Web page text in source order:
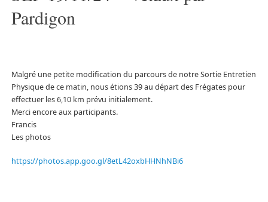
Pardigon
Malgré une petite modification du parcours de notre Sortie Entretien
Physique de ce matin, nous étions 39 au départ des Frégates pour
effectuer les 6,10 km prévu initialement.
Merci encore aux participants.
Francis
Les photos
https://photos.app.goo.gl/8etL42oxbHHNhNBi6